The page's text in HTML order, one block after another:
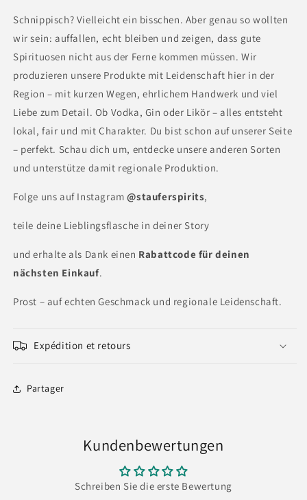
Schnippisch? Vielleicht ein bisschen. Aber genau so wollten
wir sein: auffallen, echt bleiben und zeigen, dass gute
Spirituosen nicht aus der Ferne kommen müssen. Wir
produzieren unsere Produkte mit Leidenschaft hier in der
Region – mit kurzen Wegen, ehrlichem Handwerk und viel
Liebe zum Detail. Ob Vodka, Gin oder Likör – alles entsteht
lokal, fair und mit Charakter. Du bist schon auf unserer Seite
– perfekt. Schau dich um, entdecke unsere anderen Sorten
und unterstütze damit regionale Produktion.
Folge uns auf Instagram@stauferspirits,
teile deine Lieblingsflasche in deiner Story
und erhalte als Dank einen Rabattcode für deinen
nächsten Einkauf.
Prost – auf echten Geschmack und regionale Leidenschaft.
Expédition et retours
Partager
Kundenbewertungen
Schreiben Sie die erste Bewertung